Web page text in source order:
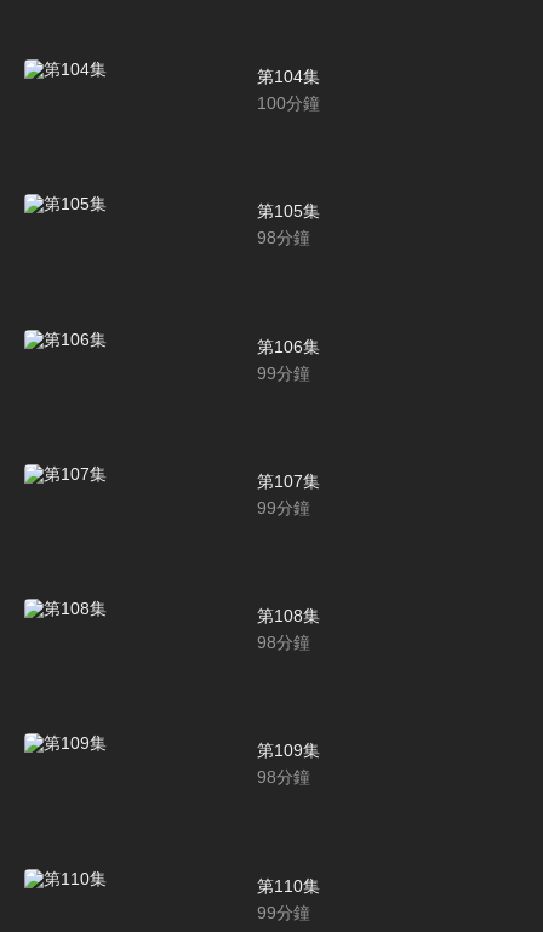
第104集
100分鐘
第105集
98分鐘
第106集
99分鐘
第107集
99分鐘
第108集
98分鐘
第109集
98分鐘
第110集
99分鐘